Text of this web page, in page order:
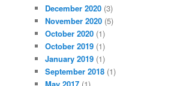
December 2020 (3)
November 2020 (5)
October 2020 (1)
October 2019 (1)
January 2019 (1)
September 2018 (1)
May 2017 (1)